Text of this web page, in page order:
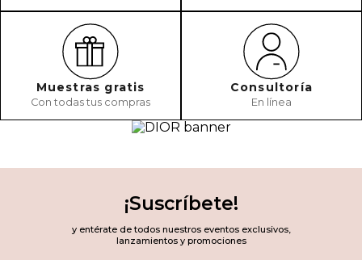
Muestras gratis
Con todas tus compras
Consultoría
En línea
¡Suscríbete!
y entérate de todos nuestros eventos exclusivos,
lanzamientos y promociones